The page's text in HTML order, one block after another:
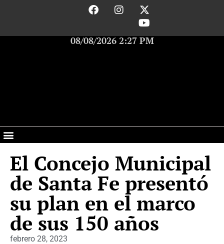
08/08/2026 2:27 PM
El Concejo Municipal
de Santa Fe presentó
su plan en el marco
de sus 150 años
febrero 28, 2023